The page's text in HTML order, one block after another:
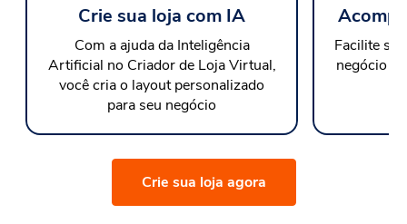
Crie sua loja com IA
Com a ajuda da Inteligência
Artificial no Criador de Loja Virtual,
você cria o layout personalizado
para seu negócio
Facilite
negócio
Crie sua loja agora